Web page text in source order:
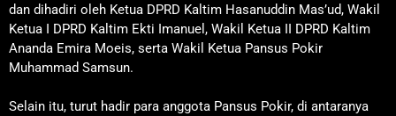
dan dihadiri oleh Ketua DPRD Kaltim Hasanuddin Mas’ud, Wakil
Ketua I DPRD Kaltim Ekti Imanuel, Wakil Ketua II DPRD Kaltim
Ananda Emira Moeis, serta Wakil Ketua Pansus Pokir
Muhammad Samsun.
Selain itu, turut hadir para anggota Pansus Pokir, di antaranya